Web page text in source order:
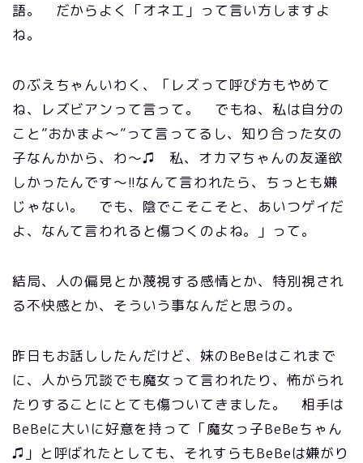
語。 だからよく「オネエ」って言い方しますよ
ね。
のぶえちゃんいわく、「レズって呼び方もやめて
ね、レズビアンって言って。 でもね、私は自分の
こと”おかまよ～”って言ってるし、知り合った女の
子なんかから、わ～♫ 私、オカマちゃんの友達欲
しかったんです～!!なんて言われたら、ちっとも嫌
じゃない。 でも、陰でこそこそと、あいつゲイだ
よ、なんて言われると傷つくのよね。」って。
結局、人の偏見とか蔑視する感情とか、特別視され
る不快感とか、そういう事なんだと思うの。
昨日もお話ししたんだけど、妹のBeBeはこれまで
に、人から冗談でも魔女って言われたり、怖がられ
たりすることにとても傷ついてきました。 相手は
BeBeに大いに好意を持って「魔女っ子BeBeちゃん
♫」と呼ばれたとしても、それすらもBeBeは嫌がり